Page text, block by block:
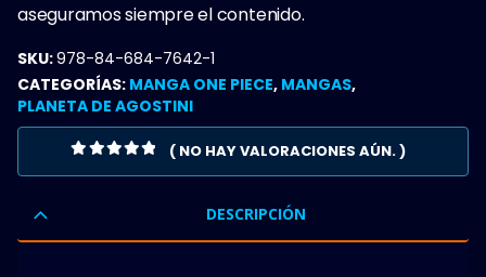
aseguramos siempre el contenido.
SKU:978-84-684-7642-1
CATEGORÍAS: MANGA ONE PIECE, MANGAS,
PLANETA DE AGOSTINI
( NO HAY VALORACIONES AÚN. )
DESCRIPCIÓN